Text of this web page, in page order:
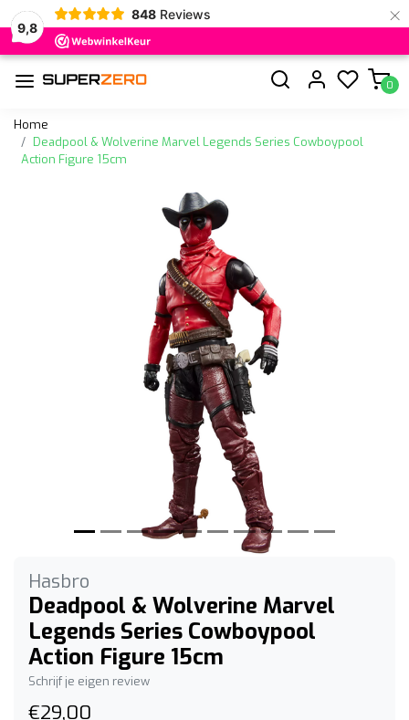
9,8
848 Reviews ×
0
Home
Deadpool & Wolverine Marvel Legends Series Cowboypool
Action Figure 15cm
Hasbro
Deadpool & Wolverine Marvel
Legends Series Cowboypool
Action Figure 15cm
Schrijf je eigen review
€29,00